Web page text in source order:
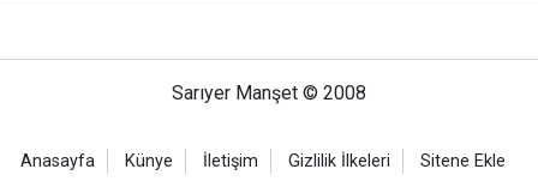
Sarıyer Manşet © 2008
Anasayfa Künye İletişim Gizlilik İlkeleri Sitene Ekle